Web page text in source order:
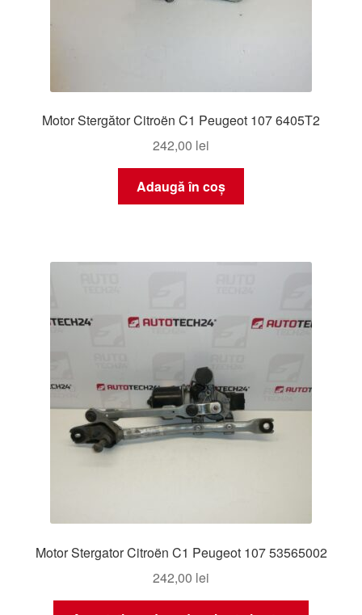
Motor Stergător Citroën C1 Peugeot 107 6405T2
242,00 lei
Adaugă în coș
Motor Stergator Citroën C1 Peugeot 107 53565002
242,00 lei